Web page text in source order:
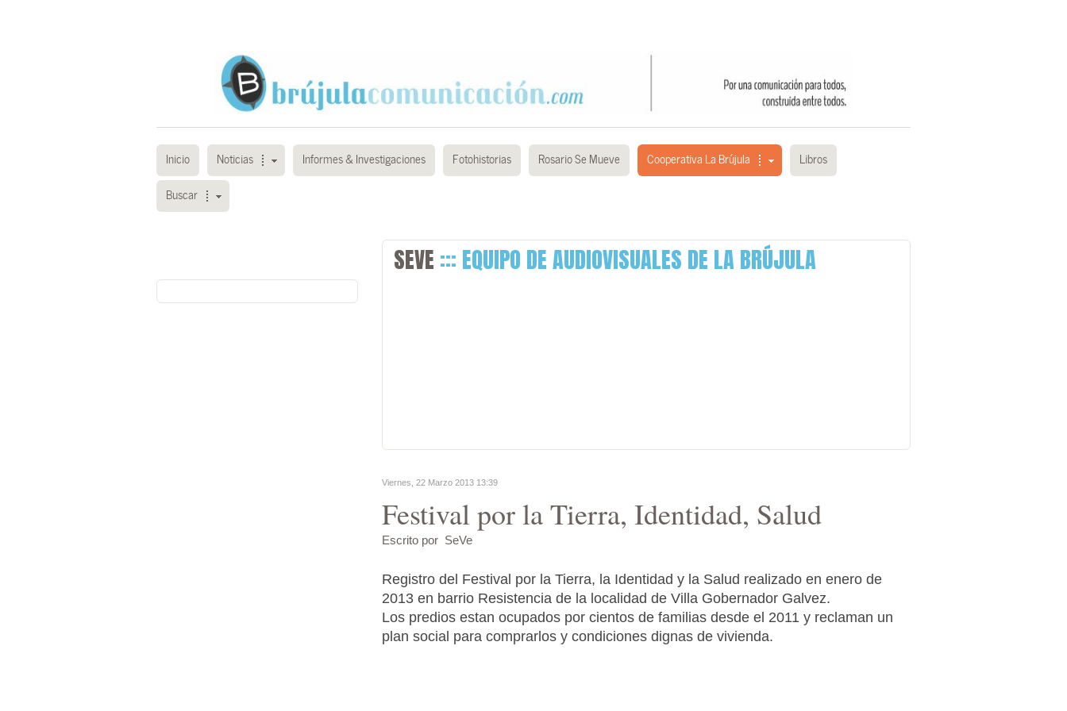
Inicio Noticias Informes & Investigaciones Fotohistorias Rosario Se Mueve Cooperativa La Brújula Libros
Buscar
SEVE ::: EQUIPO DE AUDIOVISUALES DE LA BRÚJULA
Viernes, 22 Marzo 2013 13:39
Festival por la Tierra, Identidad, Salud
Escrito por SeVe
Registro del Festival por la Tierra, la Identidad y la Salud realizado en enero de
2013 en barrio Resistencia de la localidad de Villa Gobernador Galvez.
Los predios estan ocupados por cientos de familias desde el 2011 y reclaman un
plan social para comprarlos y condiciones dignas de vivienda.